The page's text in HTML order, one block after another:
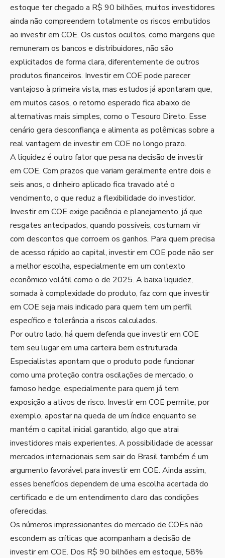
estoque ter chegado a R$ 90 bilhões, muitos investidores
ainda não compreendem totalmente os riscos embutidos
ao investir em COE. Os custos ocultos, como margens que
remuneram os bancos e distribuidores, não são
explicitados de forma clara, diferentemente de outros
produtos financeiros. Investir em COE pode parecer
vantajoso à primeira vista, mas estudos já apontaram que,
em muitos casos, o retorno esperado fica abaixo de
alternativas mais simples, como o Tesouro Direto. Esse
cenário gera desconfiança e alimenta as polêmicas sobre a
real vantagem de investir em COE no longo prazo.
A liquidez é outro fator que pesa na decisão de investir
em COE. Com prazos que variam geralmente entre dois e
seis anos, o dinheiro aplicado fica travado até o
vencimento, o que reduz a flexibilidade do investidor.
Investir em COE exige paciência e planejamento, já que
resgates antecipados, quando possíveis, costumam vir
com descontos que corroem os ganhos. Para quem precisa
de acesso rápido ao capital, investir em COE pode não ser
a melhor escolha, especialmente em um contexto
econômico volátil como o de 2025. A baixa liquidez,
somada à complexidade do produto, faz com que investir
em COE seja mais indicado para quem tem um perfil
específico e tolerância a riscos calculados.
Por outro lado, há quem defenda que investir em COE
tem seu lugar em uma carteira bem estruturada.
Especialistas apontam que o produto pode funcionar
como uma proteção contra oscilações de mercado, o
famoso hedge, especialmente para quem já tem
exposição a ativos de risco. Investir em COE permite, por
exemplo, apostar na queda de um índice enquanto se
mantém o capital inicial garantido, algo que atrai
investidores mais experientes. A possibilidade de acessar
mercados internacionais sem sair do Brasil também é um
argumento favorável para investir em COE. Ainda assim,
esses benefícios dependem de uma escolha acertada do
certificado e de um entendimento claro das condições
oferecidas.
Os números impressionantes do mercado de COEs não
escondem as críticas que acompanham a decisão de
investir em COE. Dos R$ 90 bilhões em estoque, 58%